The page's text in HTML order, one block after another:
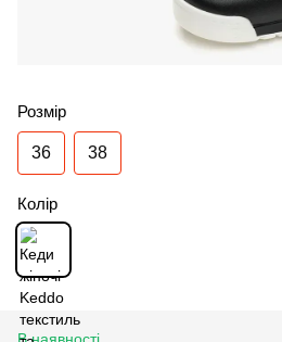
Розмір
36 38
Колір